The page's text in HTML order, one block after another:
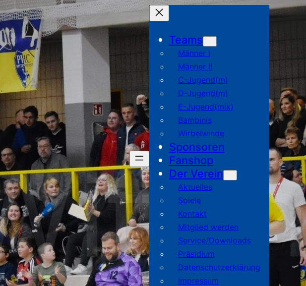
Teams
Männer I
Männer II
C-Jugend(m)
D-Jugend(m)
E-Jugend(mix)
Bambinis
Wirbelwinde
Sponsoren
Fanshop
Der Verein
Aktuelles
Spiele
Kontakt
Mitglied werden
Service/Downloads
Präsidium
Datenschutzerklärung
Impressum